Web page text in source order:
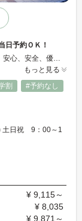
日予約ＯＫ！
業界初の92％天然由来のオーガニックカラー取扱店。安心、安全、優しいカラーをご提供♪ エイジングケアメニューはヘッドスパやヘッドキュア(頭皮環境を正常化する、ホホバオイルやハチミツを使ったマッサージ)を多数ご用意♪ 選べる3コースの白髪染め(ノーマル・オーガニック・明るい白髪染め)ご用意しております。 『落ち着いた店内で月に1度のご褒美時間はいかがですか？』
もっと見る
割
#予約なし
土日祝 9：00～1
¥ 9,115～
¥ 8,035
¥ 9,871～